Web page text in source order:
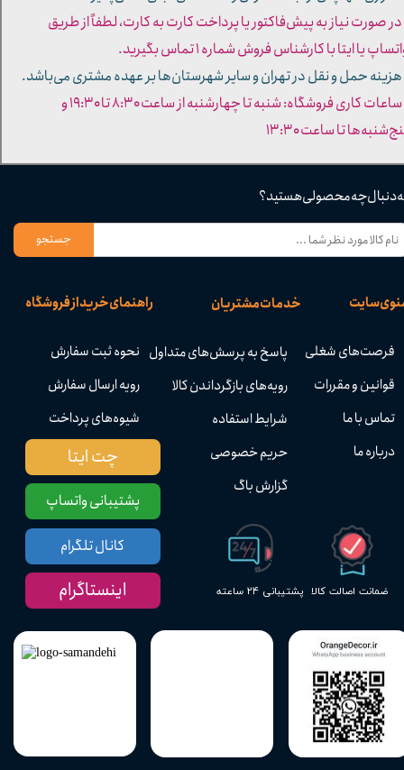
پشتیبانی ۲۴ ساعته ضمانت اصالت کالا
راهنمای خرید از فروشگاه
نحوه ثبت سفارش
رویه ارسال سفارش
شیوه‌های پرداخت
خدمات مشتریان
پاسخ به پرسش‌های متداول
رویه‌های بازگرداندن کالا
شرایط استفاده
حریم خصوصی
گزارش باگ
سایت
فرصت‌های شغلی
قوانین و مقررات
تماس با ما
درباره ما
دنبال چه محصولی هستید؟
جستجو
پشتیبانی واتساپ
چت ایتا
کانال تلگرام
اینستاگرام
صورت نیاز به پیش‌فاکتور یا پرداخت کارت به کارت، لطفاً از طریق
یا ایتا با کارشناس فروش شماره ۱ تماس بگیرید.
حمل و نقل در تهران و سایر شهرستان‌ها بر عهده مشتری می‌باشد.
- ساعات کاری فروشگاه: شنبه تا چهارشنبه از ساعت ۸:۳۰ تا ۱۹:۳۰ و
تا ساعت ۱۳:۳۰​​​​​​​